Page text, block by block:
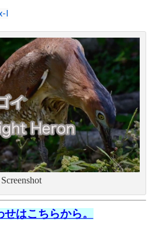
I
Screenshot
はこちらから。